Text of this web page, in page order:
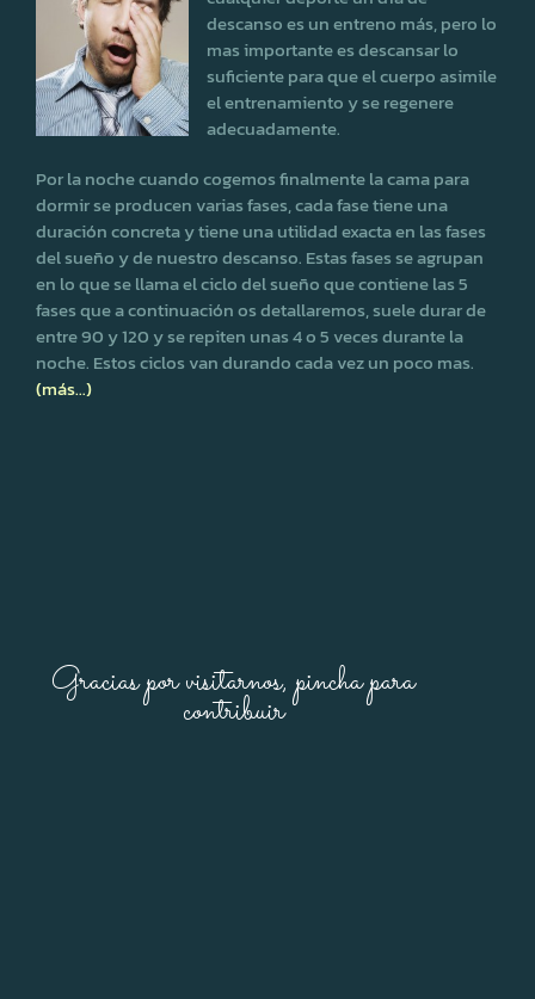
descanso es un entreno más, pero lo
mas importante es descansar lo
suficiente para que el cuerpo asimile
el entrenamiento y se regenere
adecuadamente.
Por la noche cuando cogemos finalmente la cama para
dormir se producen varias fases, cada fase tiene una
duración concreta y tiene una utilidad exacta en las fases
del sueño y de nuestro descanso. Estas fases se agrupan
en lo que se llama el ciclo del sueño que contiene las 5
fases que a continuación os detallaremos, suele durar de
entre 90 y 120 y se repiten unas 4 o 5 veces durante la
noche. Estos ciclos van durando cada vez un poco mas.
(más…)
Gracias por visitarnos, pincha para
contribuir